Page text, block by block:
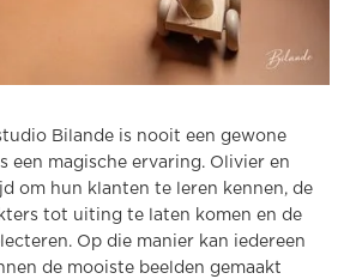
Bilande is nooit een gewone
een magische ervaring. Olivier en
om hun klanten te leren kennen, de
tot uiting te laten komen en de
Op die manier kan iedereen
de mooiste beelden gemaakt